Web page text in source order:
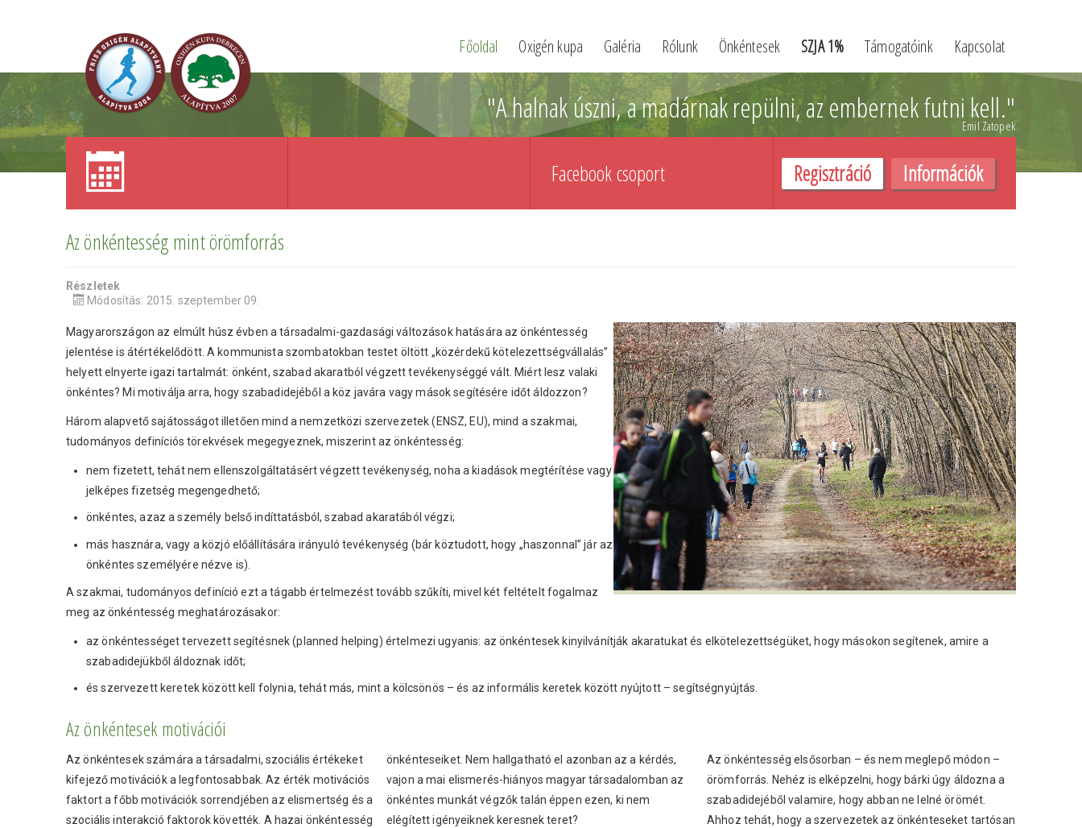
"A halnak úszni, a madárnak repülni,az embernek futni kell."
Emil Zatopek
Főoldal Oxigén kupa Galéria Rólunk Önkéntesek SZJA 1% Támogatóink Kapcsolat
Facebook csoport Regisztráció Információk
Az önkéntesség mint örömforrás
Részletek
Módosítás: 2015. szeptember 09.
Magyarországon az elmúlt húsz évben a társadalmi-gazdasági változások hatására az önkéntesség
jelentése is átértékelődött. A kommunista szombatokban testet öltött „közérdekű kötelezettségvállalás”
helyett elnyerte igazi tartalmát: önként, szabad akaratból végzett tevékenységgé vált. Miért lesz valaki
önkéntes? Mi motiválja arra, hogy szabadidejéből a köz javára vagy mások segítésére időt áldozzon?
Három alapvető sajátosságot illetően mind a nemzetközi szervezetek (ENSZ, EU), mind a szakmai,
tudományos definíciós törekvések megegyeznek, miszerint az önkéntesség:
nem fizetett, tehát nem ellenszolgáltatásért végzett tevékenység, noha a kiadások megtérítése vagy
jelképes fizetség megengedhető;
önkéntes, azaz a személy belső indíttatásból, szabad akaratából végzi;
más hasznára, vagy a közjó előállítására irányuló tevékenység (bár köztudott, hogy „haszonnal” jár az
önkéntes személyére nézve is).
A szakmai, tudományos definíció ezt a tágabb értelmezést tovább szűkíti, mivel két feltételt fogalmaz
meg az önkéntesség meghatározásakor:
az önkéntességet tervezett segítésnek (planned helping) értelmezi ugyanis: az önkéntesek kinyilvánítják akaratukat és elkötelezettségüket, hogy másokon segítenek, amire a
szabadidejükből áldoznak időt;
és szervezett keretek között kell folynia, tehát más, mint a kölcsönös – és az informális keretek között nyújtott – segítségnyújtás.
Az önkéntesek motivációi
Az önkéntesek számára a társadalmi, szociális értékeket
kifejező motivációk a legfontosabbak. Az érték motivációs
faktort a főbb motivációk sorrendjében az elismertség és a
szociális interakció faktorok követték. A hazai önkéntesség
önkénteseiket. Nem hallgatható el azonban az a kérdés,
vajon a mai elismerés-hiányos magyar társadalomban az
önkéntes munkát végzők talán éppen ezen, ki nem
elégített igényeiknek keresnek teret?
Az önkéntesség elsősorban – és nem meglepő módon –
örömforrás. Nehéz is elképzelni, hogy bárki úgy áldozna a
szabadidejéből valamire, hogy abban ne lelné örömét.
Ahhoz tehát, hogy a szervezetek az önkénteseket tartósan